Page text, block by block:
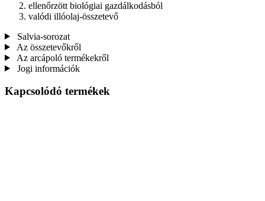
ellenőrzött biológiai gazdálkodásból
valódi illóolaj-összetevő
Salvia-sorozat
Az összetevőkről
Az arcápoló termékekről
Jogi információk
Kapcsolódó termékek